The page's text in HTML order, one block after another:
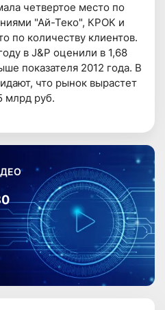
четвертое место по
"Ай-Теко", КРОК и
по количеству клиентов.
в J&P оценили в 1,68
показателя 2012 года. В
что рынок вырастет
млрд руб.